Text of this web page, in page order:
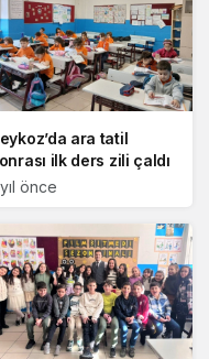
ara tatil
ilk ders zili çaldı
önce